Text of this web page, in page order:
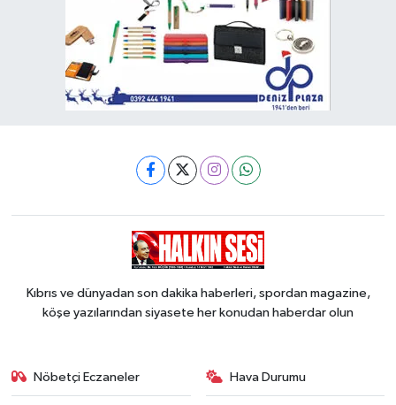
Kıbrıs ve dünyadan son dakika haberleri, spordan magazine,
köşe yazılarından siyasete her konudan haberdar olun
Nöbetçi Eczaneler Hava Durumu